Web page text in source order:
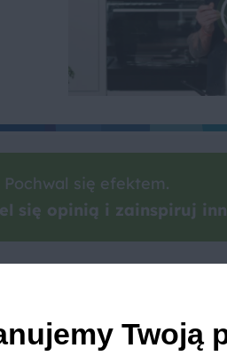
Pochwal się efektem.
się opinią i zainspiruj
Twoją